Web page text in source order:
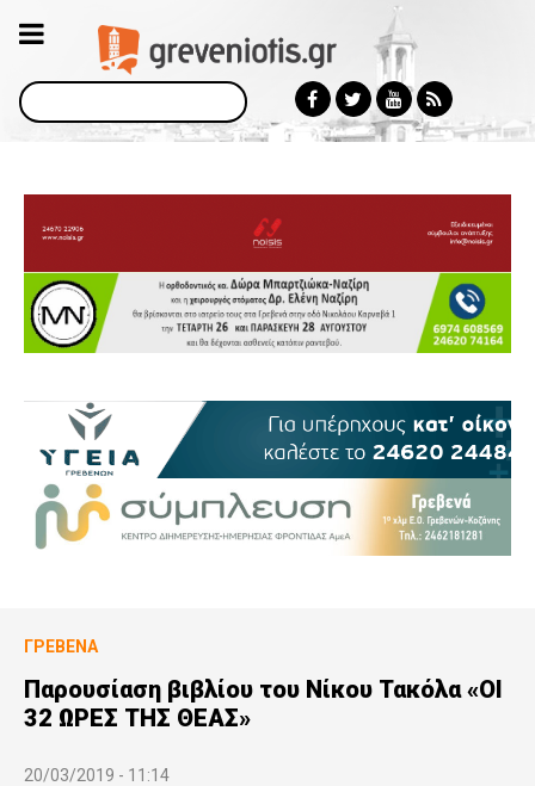
Αναζήτηση
ΓΡΕΒΕΝΆ
Παρουσίαση βιβλίου του Νίκου Τακόλα «ΟΙ
32 ΩΡΕΣ ΤΗΣ ΘΕΑΣ»
20/03/2019 - 11:14